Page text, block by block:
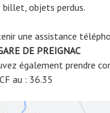
billet, objets perdus.
une assistance
DE PREIGNAC
également prendre
au : 36.35